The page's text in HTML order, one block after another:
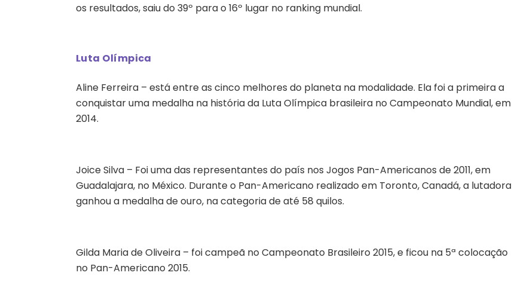
os resultados, saiu do 39º para o 16º lugar no ranking mundial.
Luta Olímpica
Aline Ferreira – está entre as cinco melhores do planeta na modalidade. Ela foi a primeira a
conquistar uma medalha na história da Luta Olímpica brasileira no Campeonato Mundial, em
2014.
Joice Silva – Foi uma das representantes do país nos Jogos Pan-Americanos de 2011, em
Guadalajara, no México. Durante o Pan-Americano realizado em Toronto, Canadá, a lutadora
ganhou a medalha de ouro, na categoria de até 58 quilos.
Gilda Maria de Oliveira – foi campeã no Campeonato Brasileiro 2015, e ficou na 5ª colocação
no Pan-Americano 2015.